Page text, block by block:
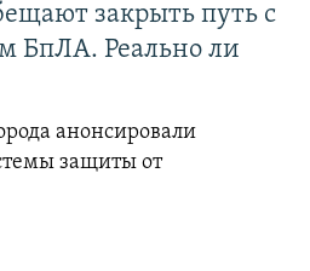
закрыть путь с
БпЛА. Реально ли
анонсировали
защиты от